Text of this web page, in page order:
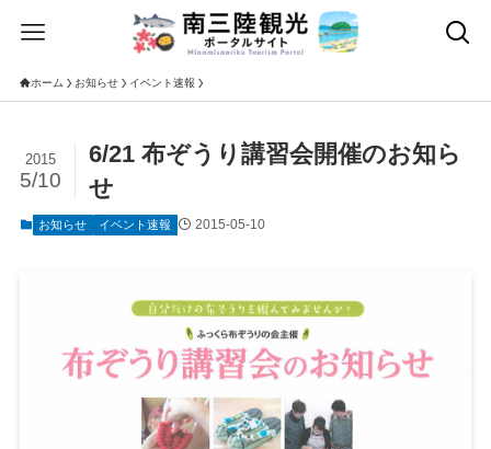
ホーム お知らせ イベント速報
6/21 布ぞうり講習会開催のお知ら
せ
2015
5/10
お知らせ イベント速報 2015-05-10